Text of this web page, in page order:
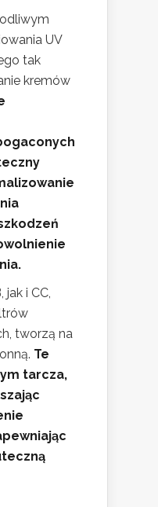
UV
tak
kremów
i CC,
tworzą na
Te
tarcza,